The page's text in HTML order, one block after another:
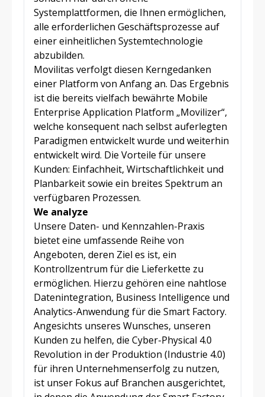
Systemplattformen, die Ihnen ermöglichen,
alle erforderlichen Geschäftsprozesse auf
einer einheitlichen Systemtechnologie
abzubilden.
Movilitas verfolgt diesen Kerngedanken
einer Platform von Anfang an. Das Ergebnis
ist die bereits vielfach bewährte Mobile
Enterprise Application Platform „Movilizer“,
welche konsequent nach selbst auferlegten
Paradigmen entwickelt wurde und weiterhin
entwickelt wird. Die Vorteile für unsere
Kunden: Einfachheit, Wirtschaftlichkeit und
Planbarkeit sowie ein breites Spektrum an
verfügbaren Prozessen.
We analyze
Unsere Daten- und Kennzahlen-Praxis
bietet eine umfassende Reihe von
Angeboten, deren Ziel es ist, ein
Kontrollzentrum für die Lieferkette zu
ermöglichen. Hierzu gehören eine nahtlose
Datenintegration, Business Intelligence und
Analytics-Anwendung für die Smart Factory.
Angesichts unseres Wunsches, unseren
Kunden zu helfen, die Cyber-Physical 4.0
Revolution in der Produktion (Industrie 4.0)
für ihren Unternehmenserfolg zu nutzen,
ist unser Fokus auf Branchen ausgerichtet,